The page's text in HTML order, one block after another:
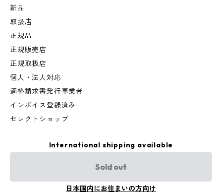
新品
取扱店
正規品
正規販売店
正規取扱店
個人・法人対応
適格請求書発行事業者
インボイス登録済み
セレクトショップ
International shipping available
Sold out
日本国内にお住まいの方向け